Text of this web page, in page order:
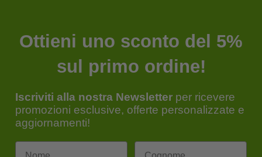
Ottieni uno sconto del 5%
sul primo ordine!
Iscriviti alla nostra Newsletter per ricevere
promozioni esclusive, offerte personalizzate e
aggiornamenti!